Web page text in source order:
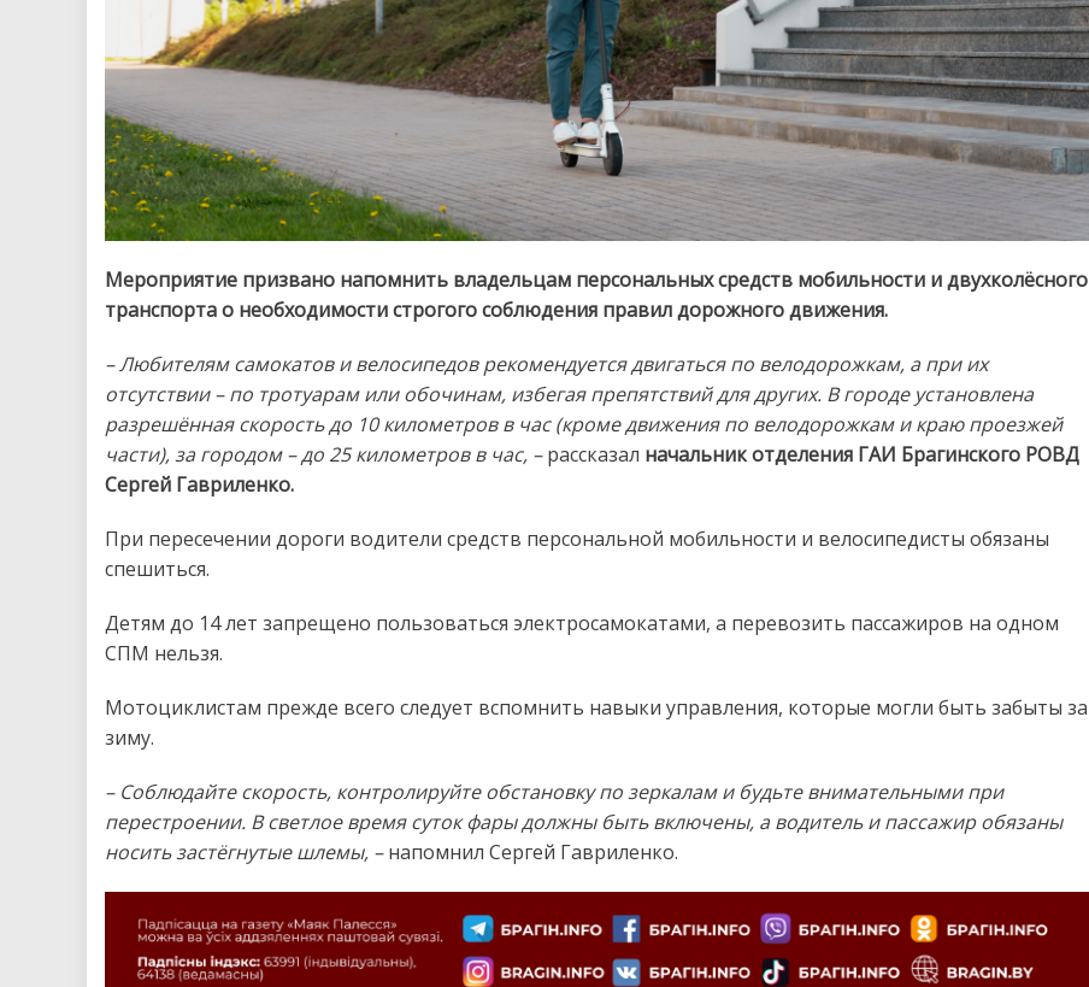
Мероприятие призвано напомнить владельцам персональных средств мобильности и двухколёсного
транспорта о необходимости строгого соблюдения правил дорожного движения.
– Любителям самокатов и велосипедов рекомендуется двигаться по велодорожкам, а при их
отсутствии – по тротуарам или обочинам, избегая препятствий для других. В городе установлена
разрешённая скорость до 10 километров в час (кроме движения по велодорожкам и краю проезжей
части), за городом – до 25 километров в час, –рассказал начальник отделения ГАИ Брагинского РОВД
Сергей Гавриленко.
При пересечении дороги водители средств персональной мобильности и велосипедисты обязаны
спешиться.
Детям до 14 лет запрещено пользоваться электросамокатами, а перевозить пассажиров на одном
СПМ нельзя.
Мотоциклистам прежде всего следует вспомнить навыки управления, которые могли быть забыты за
зиму.
– Соблюдайте скорость, контролируйте обстановку по зеркалам и будьте внимательными при
перестроении. В светлое время суток фары должны быть включены, а водитель и пассажир обязаны
носить застёгнутые шлемы, –напомнил Сергей Гавриленко.